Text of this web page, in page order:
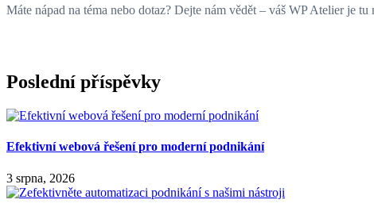
Máte nápad na téma nebo dotaz? Dejte nám vědět – váš WP Atelier je
Poslední příspěvky
Efektivní webová řešení pro moderní podnikání
3 srpna, 2026